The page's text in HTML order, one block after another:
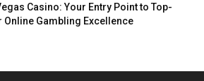
Casino: Your Entry Point to Top-
Online Gambling Excellence